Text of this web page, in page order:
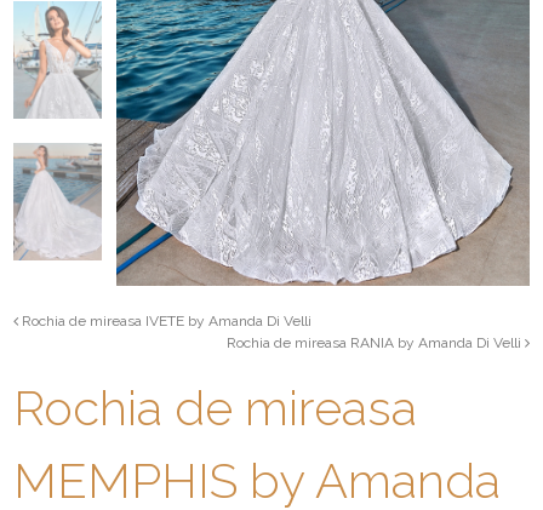
Rochia de mireasa IVETE by Amanda Di Velli
Rochia de mireasa RANIA by Amanda Di Velli
Rochia de mireasa
MEMPHIS by Amanda